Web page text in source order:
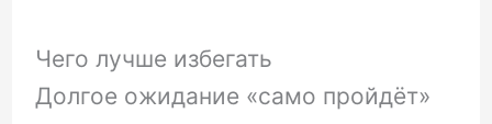
Чего лучше избегать
Долгое ожидание «само пройдёт»